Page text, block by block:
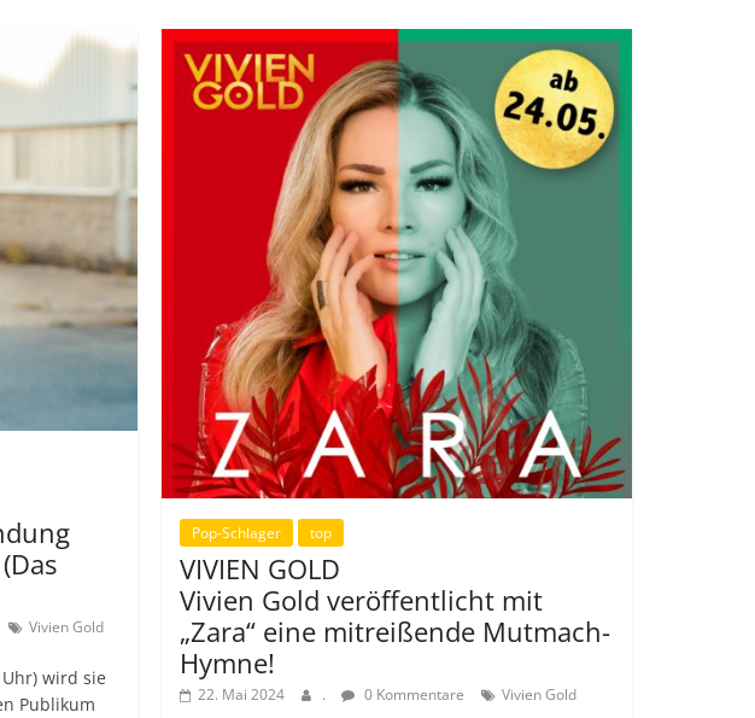
Vivien Gold
wird sie
Publikum
Pop-Schlager top
VIVIEN GOLD
Vivien Gold veröffentlicht mit
„Zara“ eine mitreißende Mutmach-
Hymne!
22. Mai 2024 . 0 Kommentare Vivien Gold